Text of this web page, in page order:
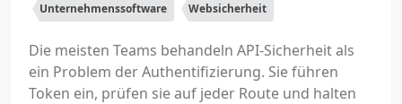
Unternehmenssoftware Websicherheit
Die meisten Teams behandeln API-Sicherheit als
ein Problem der Authentifizierung. Sie führen
Token ein, prüfen sie auf jeder Route und halten